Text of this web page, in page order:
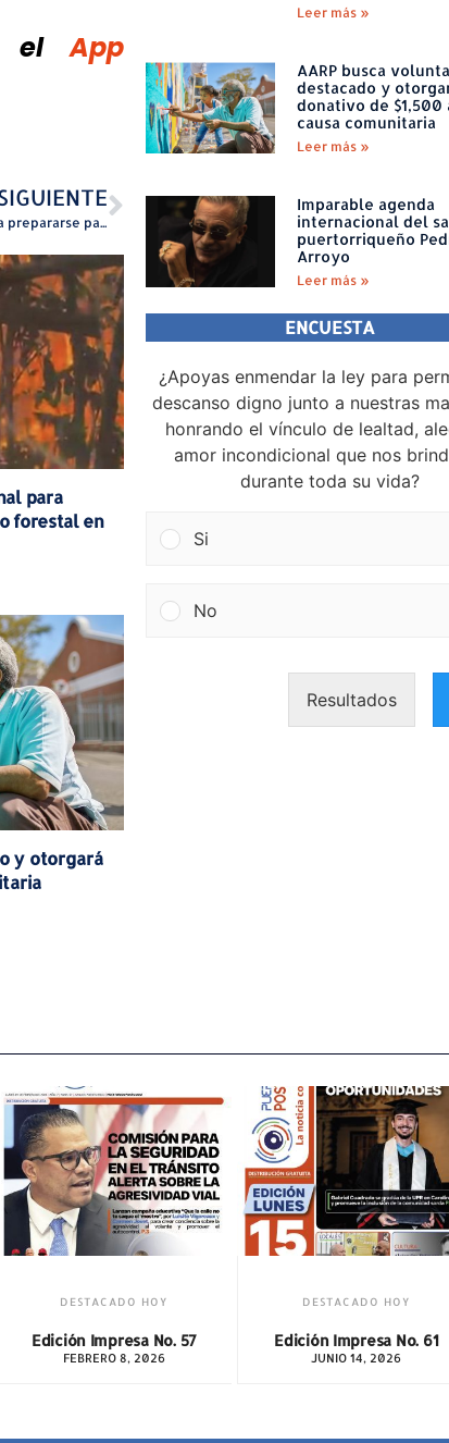
el
App
Liberty Business invita a los dueños de negocios a prepararse para emergencias imprevistas
para
forestal en
y otorgará
Leer más »
AARP busca
destacado y
donativo de $1,500
causa comunitaria
Leer más »
Imparable agenda
internacional del
puertorriqueño
Arroyo
Leer más »
ENCUESTA
¿Apoyas enmendar la ley para
descanso digno junto a nuestras
honrando el vínculo de lealtad,
amor incondicional que nos
durante toda su vida?
Si
No
Resultados
No. 57 Edición Impresa No. 61